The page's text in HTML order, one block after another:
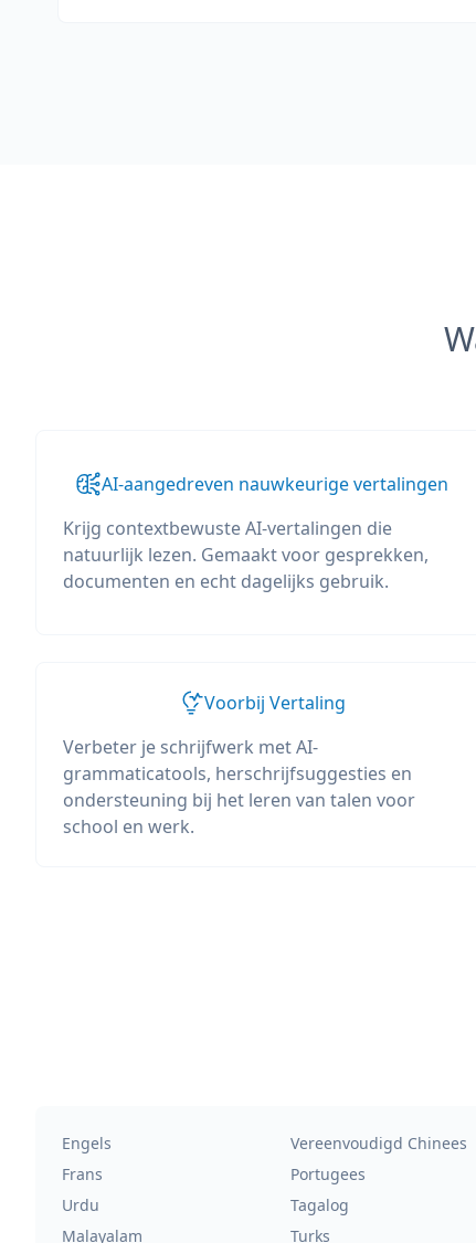
AI-aangedreven nauwkeurige vertalingen
Krijg contextbewuste AI-vertalingen die
natuurlijk lezen. Gemaakt voor gesprekken,
documenten en echt dagelijks gebruik.
Voorbij Vertaling
Verbeter je schrijfwerk met AI-
grammaticatools, herschrijfsuggesties en
ondersteuning bij het leren van talen voor
school en werk.
Engels Vereenvoudigd Chinees
Frans
Portugees
Urdu
Tagalog
Malayalam
Turks